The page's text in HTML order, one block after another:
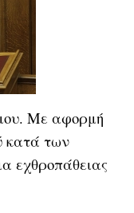
Με αφορμή
κατά των
εχθροπάθειας